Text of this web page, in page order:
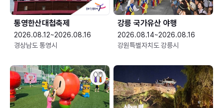
통영한산대첩축제
2026.08.12~2026.08.16
경상남도 통영시
강릉 국가유산 야행
2026.08.14~2026.08.16
강원특별자치도 강릉시